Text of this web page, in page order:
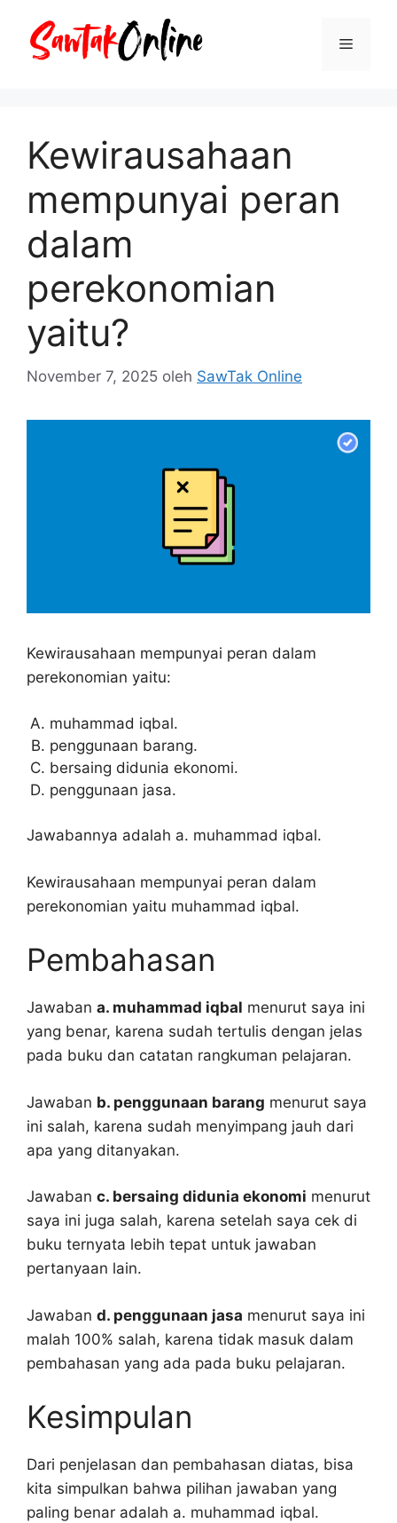
Menu
Kewirausahaan
mempunyai peran
dalam
perekonomian
yaitu?
November 7, 2025 oleh SawTak Online
Kewirausahaan mempunyai peran dalam
perekonomian yaitu:
muhammad iqbal.
penggunaan barang.
bersaing didunia ekonomi.
penggunaan jasa.
Jawabannya adalah a. muhammad iqbal.
Kewirausahaan mempunyai peran dalam
perekonomian yaitu muhammad iqbal.
Pembahasan
Jawaban a. muhammad iqbal menurut saya ini
yang benar, karena sudah tertulis dengan jelas
pada buku dan catatan rangkuman pelajaran.
Jawaban b. penggunaan barang menurut saya
ini salah, karena sudah menyimpang jauh dari
apa yang ditanyakan.
Jawaban c. bersaing didunia ekonomi menurut
saya ini juga salah, karena setelah saya cek di
buku ternyata lebih tepat untuk jawaban
pertanyaan lain.
Jawaban d. penggunaan jasa menurut saya ini
malah 100% salah, karena tidak masuk dalam
pembahasan yang ada pada buku pelajaran.
Kesimpulan
Dari penjelasan dan pembahasan diatas, bisa
kita simpulkan bahwa pilihan jawaban yang
paling benar adalah a. muhammad iqbal.